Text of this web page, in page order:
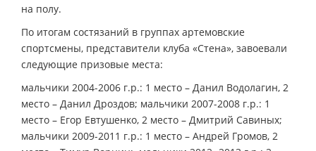
на полу.
По итогам состязаний в группах артемовские
спортсмены, представители клуба «Стена», завоевали
следующие призовые места:
мальчики 2004-2006 г.р.: 1 место – Данил Водолагин, 2
место – Данил Дроздов; мальчики 2007-2008 г.р.: 1
место – Егор Евтушенко, 2 место – Дмитрий Савиных;
мальчики 2009-2011 г.р.: 1 место – Андрей Громов, 2